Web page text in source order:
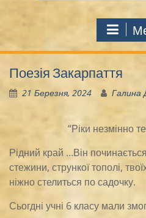
Поезія Закарпаття
21 Березня, 2024 Галина
“Ріки незмінно
Рідний край …Він
стежини, стрункої тополі,
ніжно стелиться по садочку.
Сьогдні учні 6 класу мали